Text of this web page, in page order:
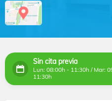
Sin cita previa
Lun: 08:00h - 11:30h / Mar:
11:30h